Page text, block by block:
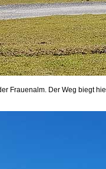
Frauenalm. Der Weg biegt